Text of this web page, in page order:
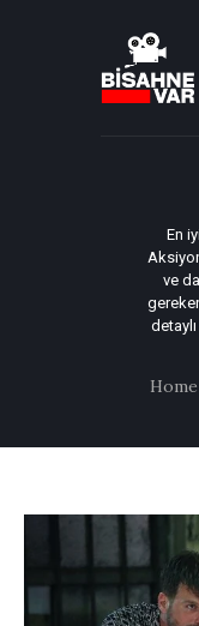
En
ve
Home
DIZILER
DAHA